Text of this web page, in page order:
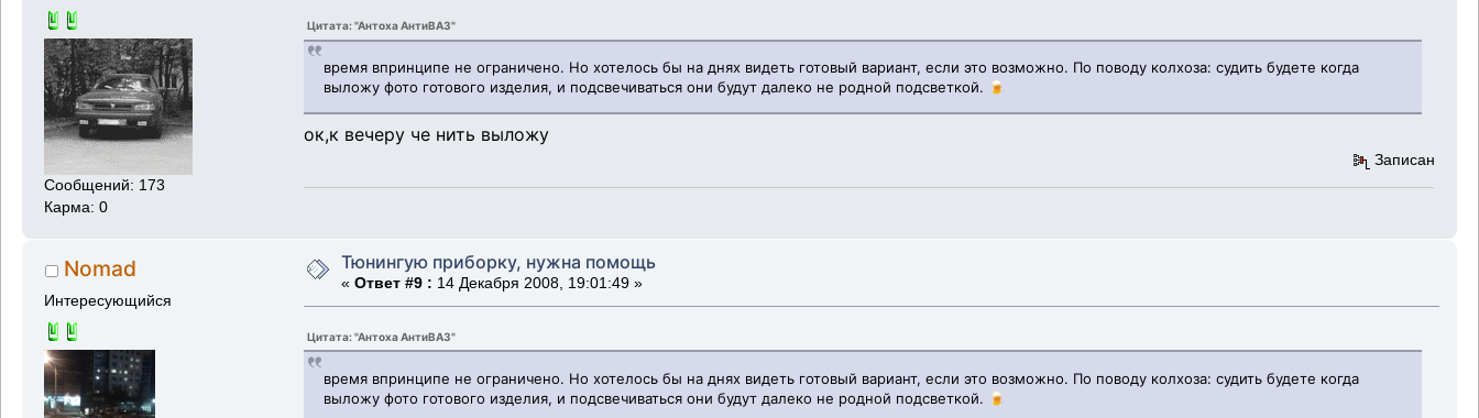
Сообщений: 173
Карма: 0
Цитата: "Антоха АнтиВАЗ"
время впринципе не ограничено. Но хотелось бы на днях видеть готовый вариант, если это возможно. По поводу колхоза: судить будете когда
выложу фото готового изделия, и подсвечиваться они будут далеко не родной подсветкой. 🍺
ок,к вечеру че нить выложу
Записан
Nomad
Интересующийся
Тюнингую приборку, нужна помощь
« Ответ #9 : 14 Декабря 2008, 19:01:49 »
Цитата: "Антоха АнтиВАЗ"
время впринципе не ограничено. Но хотелось бы на днях видеть готовый вариант, если это возможно. По поводу колхоза: судить будете когда
выложу фото готового изделия, и подсвечиваться они будут далеко не родной подсветкой. 🍺